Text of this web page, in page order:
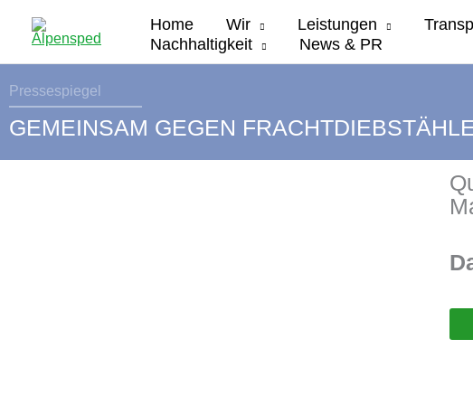
Inhalt
springen
Home Wir Leistungen
Nachhaltigkeit
News & PR
Pressespiegel
GEMEINSAM GEGEN